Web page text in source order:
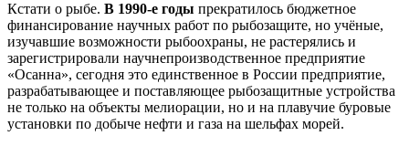
Кстати о рыбе. В 1990-е годы прекратилось бюджет­ное
финансирование научных работ по рыбозащите, но учёные,
изучавшие возможности рыбоохраны, не рас­терялись и
зарегистрировали научнепроизводственное предприятие
«Осанна», сегодня это единственное в Рос­сии предприятие,
разрабатывающее и поставляющее рыбозащитные устройства
не только на объекты мели­орации, но и на плавучие буровые
установки по добыче нефти и газа на шельфах морей.